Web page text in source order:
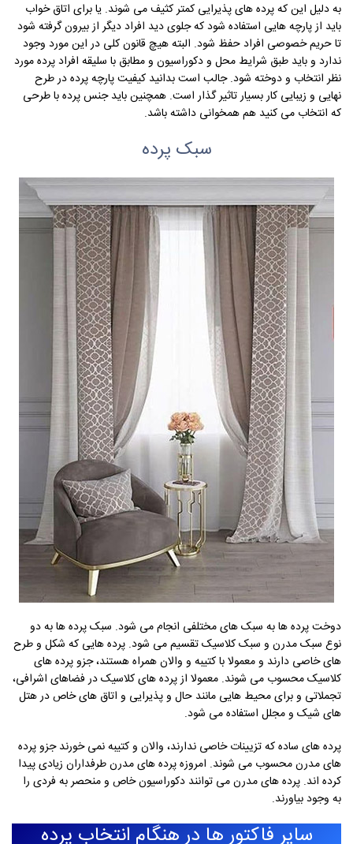
به دلیل این که پرده های پذیرایی کمتر کثیف می شوند. یا برای اتاق خواب
باید از پارچه هایی استفاده شود که جلوی دید افراد دیگر از بیرون گرفته شود
تا حریم خصوصی افراد حفظ شود. البته هیچ قانون کلی در این مورد وجود
ندارد و باید طبق شرایط محل و دکوراسیون و مطابق با سلیقه افراد پرده مورد
نظر انتخاب و دوخته شود. جالب است بدانید کیفیت پارچه پرده در طرح
نهایی و زیبایی کار بسیار تاثیر گذار است. همچنین باید جنس پرده با طرحی
که انتخاب می کنید هم همخوانی داشته باشد.
سبک پرده
دوخت پرده ها به سبک های مختلفی انجام می شود. سبک پرده ها به دو
نوع سبک مدرن و سبک کلاسیک تقسیم می شود. پرده هایی که شکل و طرح
های خاصی دارند و معمولا با کتیبه و والان همراه هستند، جزو پرده های
کلاسیک محسوب می شوند. معمولا از پرده های کلاسیک در فضاهای اشرافی،
تجملاتی و برای محیط هایی مانند حال و پذیرایی و اتاق های خاص در هتل
های شیک و مجلل استفاده می شود.
پرده های ساده که تزیینات خاصی ندارند، والان و کتیبه نمی خورند جزو پرده
های مدرن محسوب می شوند. امروزه پرده های مدرن طرفداران زیادی پیدا
کرده اند. پرده های مدرن می توانند دکوراسیون خاص و منحصر به فردی را
به وجود بیاورند.
سایر فاکتور ها در هنگام انتخاب پرده